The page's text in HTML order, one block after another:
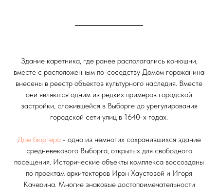
Здание каретника, где ранее располагались конюшни,
вместе с расположенным по-соседству Домом горожанина
внесены в реестр объектов культурного наследия. Вместе
они являются одним из редких примеров городской
застройки, сложившейся в Выборге до урегулирования
городской сети улиц в 1640-х годах.
Дом бюргера- одно из немногих сохранившихся здание
средневекового Выборга, открытых для свободного
посещения. Исторические объекты комплекса воссозданы
по проектам архитекторов Ирэн Хаустовой и Игоря
Качерина. Многие знаковые достопримечательности